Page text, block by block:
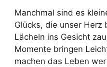
Manchmal sind es
Glücks, die unser Herz
Lächeln ins Gesicht
Momente bringen
machen das Leben